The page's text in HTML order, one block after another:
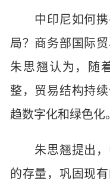
中印尼如何携
局？商务部国际
朱思翘认为，随
整，贸易结构持
趋数字化和绿色化。
朱思翘提出，
的存量，巩固现